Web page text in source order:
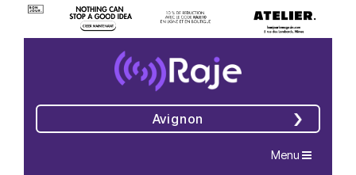
Avignon
Navigation
Menu